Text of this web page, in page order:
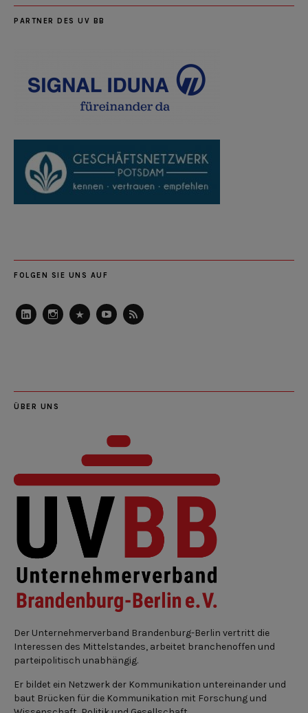
PARTNER DES UV BB
FOLGEN SIE UNS AUF
ÜBER UNS
Der Unternehmerverband Brandenburg-Berlin vertritt die
Interessen des Mittelstandes, arbeitet branchenoffen und
parteipolitisch unabhängig.
Er bildet ein Netzwerk der Kommunikation untereinander und
baut Brücken für die Kommunikation mit Forschung und